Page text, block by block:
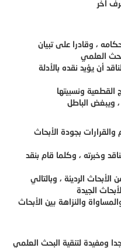
، وقادرا على تبيان
أن يؤيد نقده بالأدلة
والقرارات بجودة الأبحاث
وخبرته ، وكلما قام بنقد
الرديئة ، وبالتالي
والنزاهة بين الأبحاث
ومفيدة لتنقية البحث العلمي